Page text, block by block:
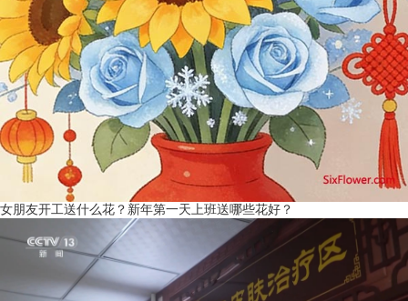
女朋友开工送什么花？新年第一天上班送哪些花好？